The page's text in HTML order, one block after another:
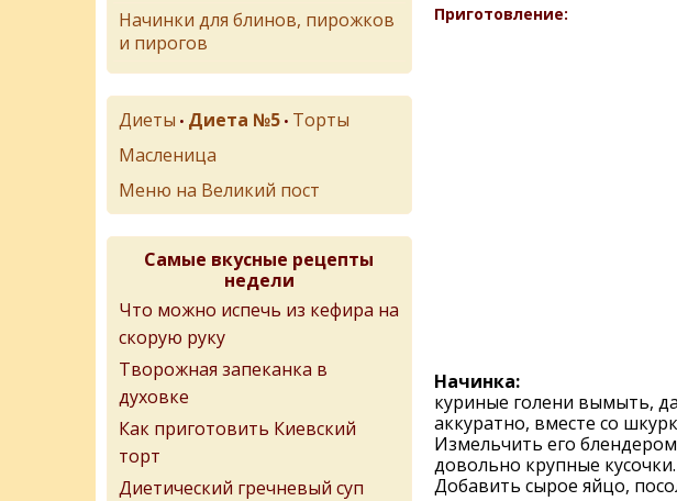
Приготовление:
Начинка:
куриные голени вымыть,
аккуратно, вместе со
Измельчить его
довольно крупные кусочки.
Добавить сырое яйцо,
Начинки для блинов, пирожков
и пирогов
Диеты • Диета №5 • Торты
Масленица
Меню на Великий пост
Самые вкусные рецепты
недели
Что можно испечь из кефира на
скорую руку
Творожная запеканка в
духовке
Как приготовить Киевский
торт
Диетический гречневый суп